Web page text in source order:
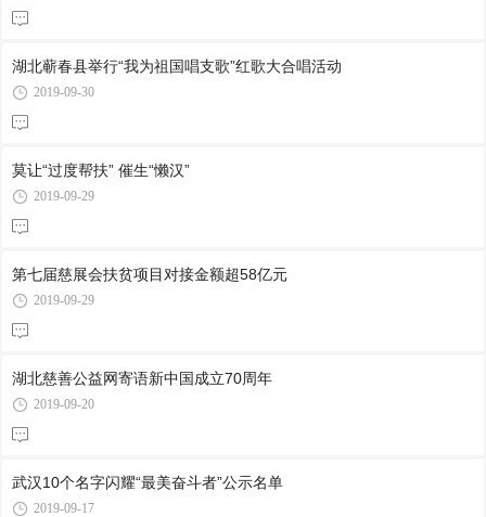
湖北蕲春县举行“我为祖国唱支歌”红歌大合唱活动
2019-09-30
莫让“过度帮扶” 催生“懒汉”
2019-09-29
第七届慈展会扶贫项目对接金额超58亿元
2019-09-29
湖北慈善公益网寄语新中国成立70周年
2019-09-20
武汉10个名字闪耀“最美奋斗者”公示名单
2019-09-17